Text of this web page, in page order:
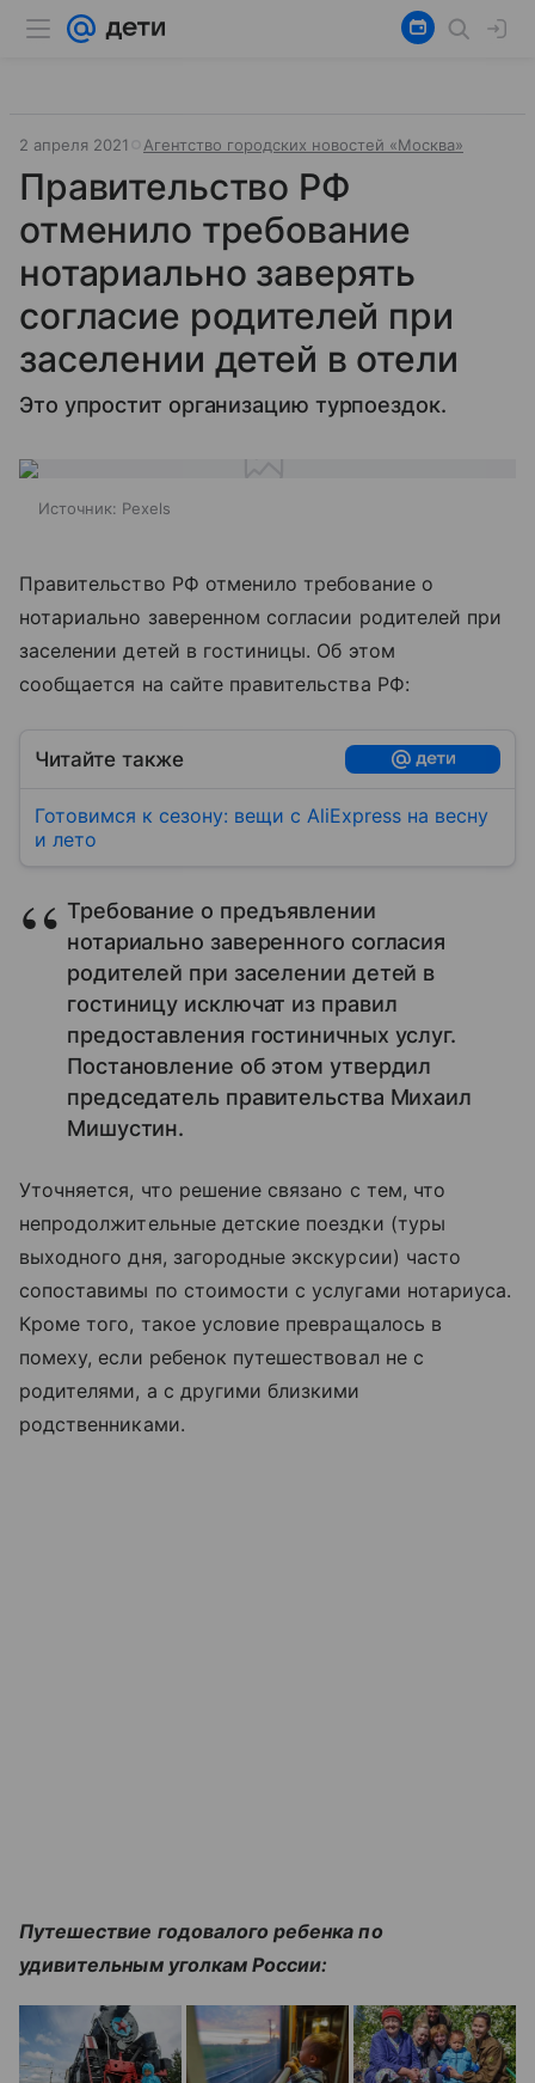
2 апреля 2021 Агентство городских новостей «Москва»
Правительство РФ
отменило требование
нотариально заверять
согласие родителей при
заселении детей в отели
Это упростит организацию турпоездок.
Источник: Pexels
Правительство РФ отменило требование о
нотариально заверенном согласии родителей при
заселении детей в гостиницы. Об этом
сообщается на сайте правительства РФ:
Читайте также
Готовимся к сезону: вещи с AliExpress на весну
и лето
Требование о предъявлении
нотариально заверенного согласия
родителей при заселении детей в
гостиницу исключат из правил
предоставления гостиничных услуг.
Постановление об этом утвердил
председатель правительства Михаил
Мишустин.
Уточняется, что решение связано с тем, что
непродолжительные детские поездки (туры
выходного дня, загородные экскурсии) часто
сопоставимы по стоимости с услугами нотариуса.
Кроме того, такое условие превращалось в
помеху, если ребенок путешествовал не с
родителями, а с другими близкими
родственниками.
Путешествие годовалого ребенка по
удивительным уголкам России: